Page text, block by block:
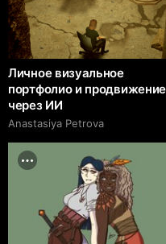
Личное визуальное
портфолио и продвижение
через ИИ
Anastasiya Petrova